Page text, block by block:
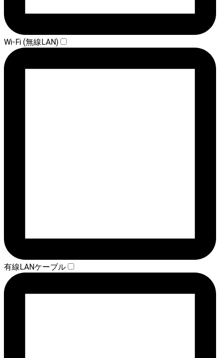
Wi-Fi (無線LAN)
有線LANケーブル